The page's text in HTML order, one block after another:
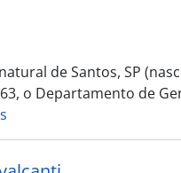
de Santos, SP
o Departamento de